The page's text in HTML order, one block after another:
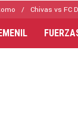
Chivas vs FC